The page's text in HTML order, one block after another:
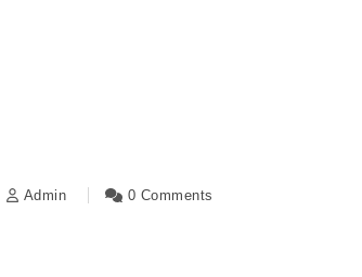
Admin 0 Comments